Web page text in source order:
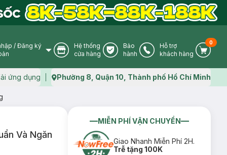
User Icon
/ Đăng ký
Store Icon
Hệ thống
cửa hàng
Warranty Icon
Bảo
hành
Phone Icon
Hỗ trợ
khách hàng
Cart
0
ứng dụng Map icon
Phường 8, Quận 10, Thành phố Hồ Chí Minh
Và Ngăn
MIỄN PHÍ VẬN CHUYỂN
Giao Nhanh Miễn Phí 2H.
Trễ tặng 100K